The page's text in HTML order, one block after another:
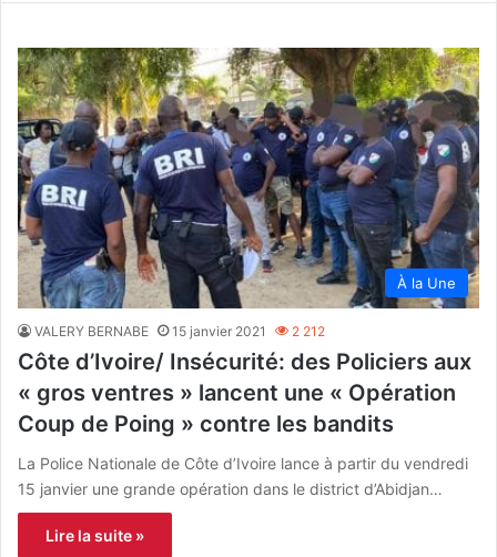
À la Une
VALERY BERNABE 15 janvier 2021 2 212
Côte d’Ivoire/ Insécurité: des Policiers aux
« gros ventres » lancent une « Opération
Coup de Poing » contre les bandits
La Police Nationale de Côte d’Ivoire lance à partir du vendredi
15 janvier une grande opération dans le district d’Abidjan…
Lire la suite »